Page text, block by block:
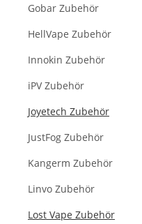
Gobar Zubehör
HellVape Zubehör
Innokin Zubehör
iPV Zubehör
Joyetech Zubehör
JustFog Zubehör
Kangerm Zubehör
Linvo Zubehör
Lost Vape Zubehör